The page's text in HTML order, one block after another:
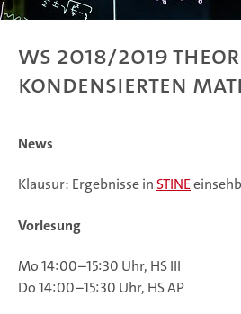
WS 2018/2019
kondensierten
News
Klausur: Ergebnisse inSTINE
Vorlesung
Mo 14:00–15:30 Uhr, HS III
Do 14:00–15:30 Uhr, HS AP